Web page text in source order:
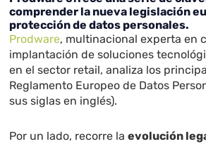
comprender la nueva legislación
protección de datos personales.
Prodware, multinacional experta en
implantación de soluciones
en el sector retail, analiza los
Reglamento Europeo de Datos
sus siglas en inglés).
Por un lado, recorre laevolución